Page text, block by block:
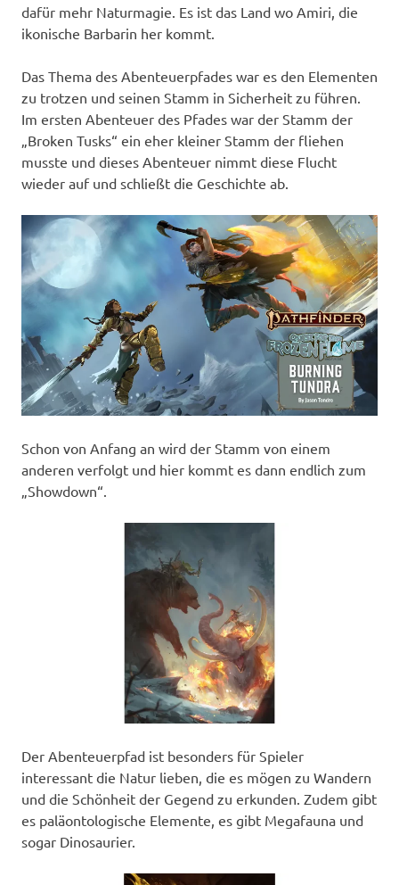
dafür mehr Naturmagie. Es ist das Land wo Amiri, die
ikonische Barbarin her kommt.
Das Thema des Abenteuerpfades war es den Elementen
zu trotzen und seinen Stamm in Sicherheit zu führen.
Im ersten Abenteuer des Pfades war der Stamm der
„Broken Tusks“ ein eher kleiner Stamm der fliehen
musste und dieses Abenteuer nimmt diese Flucht
wieder auf und schließt die Geschichte ab.
Schon von Anfang an wird der Stamm von einem
anderen verfolgt und hier kommt es dann endlich zum
„Showdown“.
Der Abenteuerpfad ist besonders für Spieler
interessant die Natur lieben, die es mögen zu Wandern
und die Schönheit der Gegend zu erkunden. Zudem gibt
es paläontologische Elemente, es gibt Megafauna und
sogar Dinosaurier.